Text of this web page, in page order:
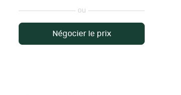
ou
Négocier le prix